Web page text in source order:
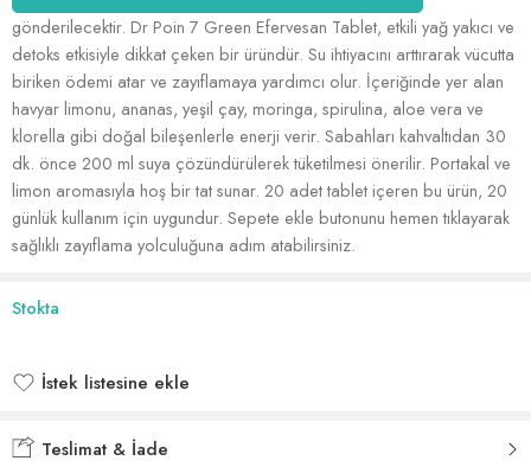
gönderilecektir. Dr Poin 7 Green Efervesan Tablet, etkili yağ yakıcı ve
detoks etkisiyle dikkat çeken bir üründür. Su ihtiyacını arttırarak vücutta
biriken ödemi atar ve zayıflamaya yardımcı olur. İçeriğinde yer alan
havyar limonu, ananas, yeşil çay, moringa, spirulina, aloe vera ve
klorella gibi doğal bileşenlerle enerji verir. Sabahları kahvaltıdan 30
dk. önce 200 ml suya çözündürülerek tüketilmesi önerilir. Portakal ve
limon aromasıyla hoş bir tat sunar. 20 adet tablet içeren bu ürün, 20
günlük kullanım için uygundur. Sepete ekle butonunu hemen tıklayarak
sağlıklı zayıflama yolculuğuna adım atabilirsiniz.
Stokta
İstek listesine ekle
Teslimat & İade